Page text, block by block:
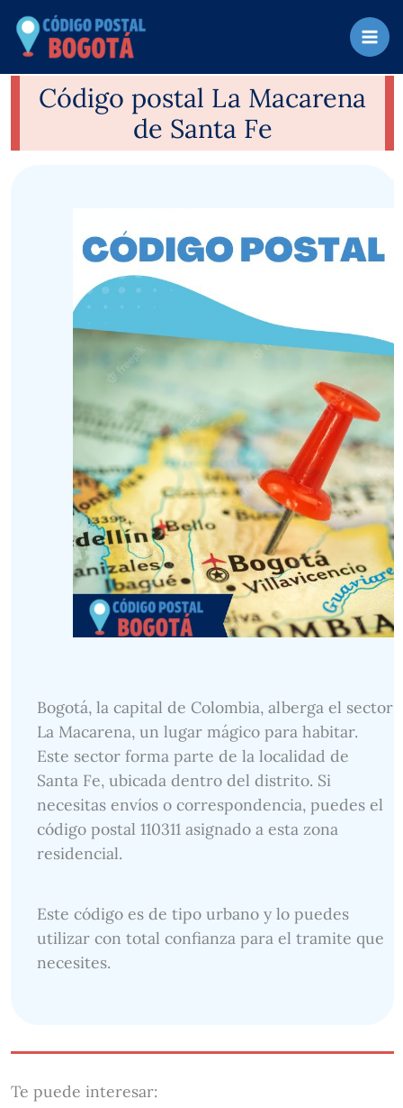
contenido
Código postal La Macarena
de Santa Fe
Bogotá, la capital de Colombia, alberga el sector
La Macarena, un lugar mágico para habitar.
Este sector forma parte de la localidad de
Santa Fe, ubicada dentro del distrito. Si
necesitas envíos o correspondencia, puedes el
código postal 110311 asignado a esta zona
residencial.
Este código es de tipo urbano y lo puedes
utilizar con total confianza para el tramite que
necesites.
Te puede interesar: